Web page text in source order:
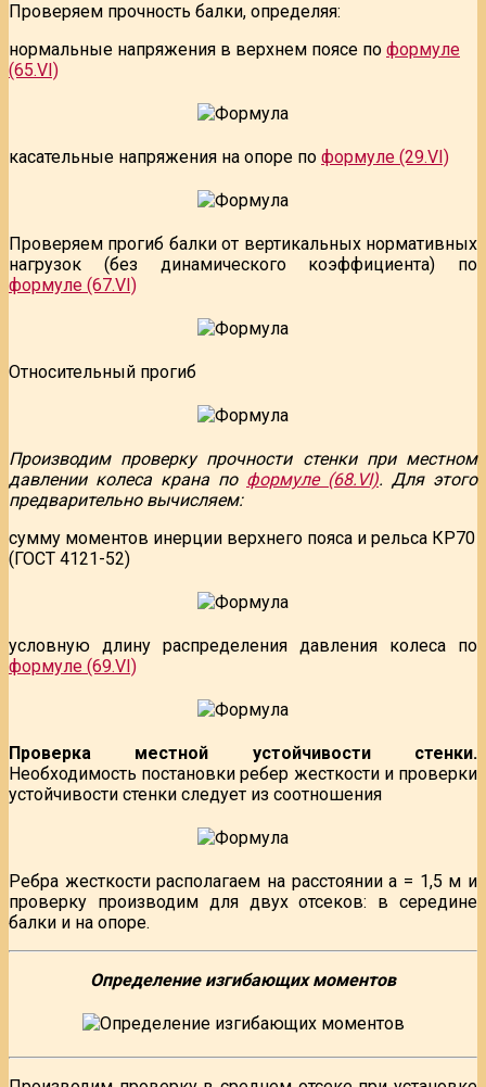
Проверяем прочность балки, определяя:
нормальные напряжения в верхнем поясе по формуле
(65.VI)
касательные напряжения на опоре по формуле (29.VI)
Проверяем прогиб балки от вертикальных нормативных
нагрузок (без динамического коэффициента) по
формуле (67.VI)
Относительный прогиб
Производим проверку прочности стенки при местном
давлении колеса крана по формуле (68.VI). Для этого
предварительно вычисляем:
сумму моментов инерции верхнего пояса и рельса КР70
(ГОСТ 4121-52)
условную длину распределения давления колеса по
формуле (69.VI)
Проверка местной устойчивости стенки.
Необходимость постановки ребер жесткости и проверки
устойчивости стенки следует из соотношения
Ребра жесткости располагаем на расстоянии а = 1,5 м и
проверку производим для двух отсеков: в середине
балки и на опоре.
Определение изгибающих моментов